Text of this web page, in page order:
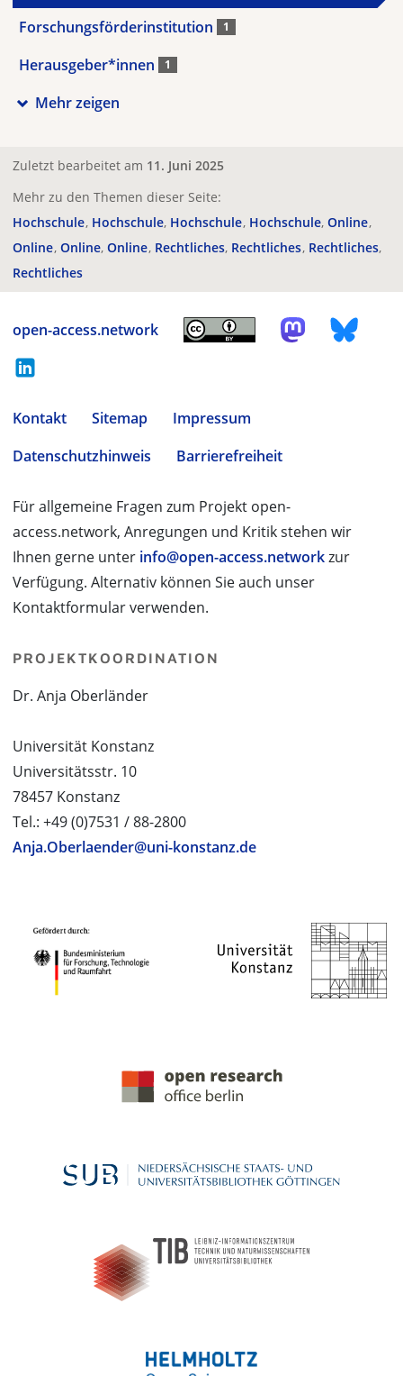
Forschungsförderinstitution 1
Herausgeber*innen 1
Mehr zeigen
Zuletzt bearbeitet am 11. Juni 2025
Mehr zu den Themen dieser Seite:
Hochschule Hochschule Hochschule Hochschule Online
Online Online Online Rechtliches Rechtliches Rechtliches
Rechtliches
open-access.network
Kontakt Sitemap
Impressum
Datenschutzhinweis
Barrierefreiheit
Für allgemeine Fragen zum Projekt open-
access.network, Anregungen und Kritik stehen wir
Ihnen gerne unter info@open-access.networkzur
Verfügung. Alternativ können Sie auch unser
Kontaktformular verwenden.
PROJEKTKOORDINATION
Dr. Anja Oberländer
Universität Konstanz
Universitätsstr. 10
78457 Konstanz
Tel.: +49 (0)7531 / 88-2800
Anja.Oberlaender@uni-konstanz.de